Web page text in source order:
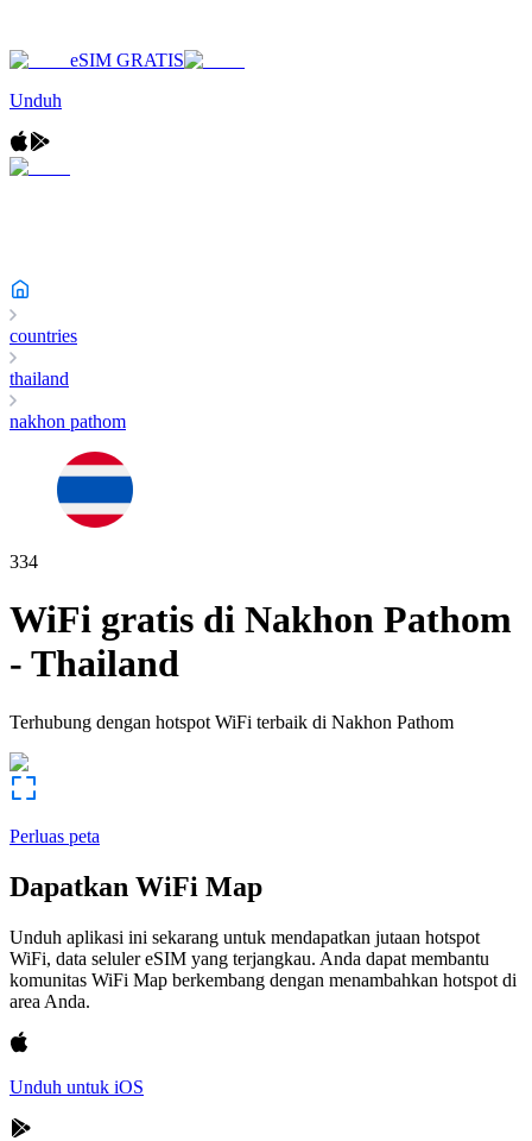
eSIM GRATIS
Unduh
countries
thailand
nakhon pathom
334
WiFi gratis di Nakhon Pathom
- Thailand
Terhubung dengan hotspot WiFi terbaik di Nakhon Pathom
Perluas peta
Dapatkan WiFi Map
Unduh aplikasi ini sekarang untuk mendapatkan jutaan hotspot
WiFi, data seluler eSIM yang terjangkau. Anda dapat membantu
komunitas WiFi Map berkembang dengan menambahkan hotspot di
area Anda.
Unduh untuk iOS